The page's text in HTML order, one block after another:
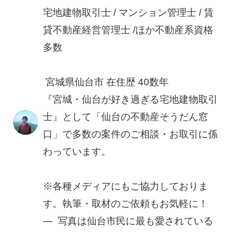
宅地建物取引士 / マンション管理士 / 賃
貸不動産経営管理士 /ほか不動産系資格
多数
宮城県仙台市 在住歴 40数年
『宮城・仙台が好き過ぎる宅地建物取引
士』として「仙台の不動産そうだん窓
口」で多数の案件のご相談・お取引に係
わっています。
※各種メディアにもご協力しておりま
す。執筆・取材のご依頼もお気軽に！
― 写真は仙台市民に最も愛されている